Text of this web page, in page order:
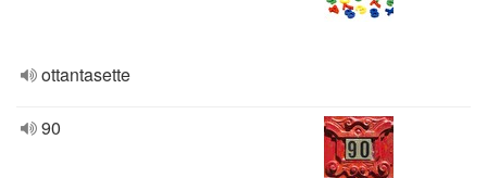
ottantasette
90